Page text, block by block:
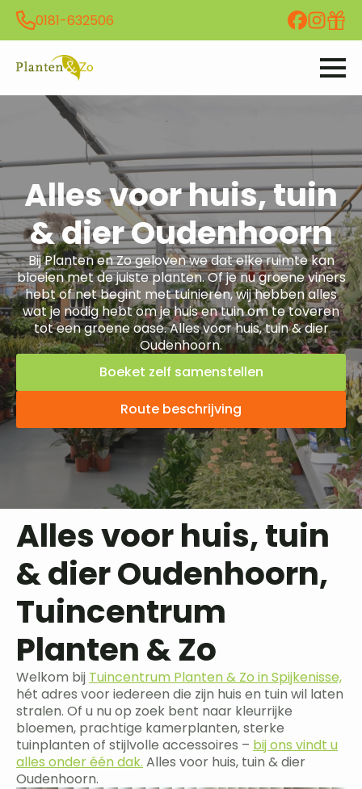
0181-632506
Alles voor huis, tuin
& dier Oudenhoorn
Bij Planten en Zo geloven we dat elke ruimte kan
bloeien met de juiste planten. Of je nu groene viners
hebt of net begint met tuinieren, wij hebben alles
wat je nodig hebt om je huis en tuin om te toveren
tot een groene oase. Alles voor huis, tuin & dier
Oudenhoorn.
Boeket zelf samenstellen
Route beschrijving
Alles voor huis, tuin
& dier Oudenhoorn,
Tuincentrum
Planten & Zo
Welkom bij Tuincentrum Planten & Zo in Spijkenisse,
hét adres voor iedereen die zijn huis en tuin wil laten
stralen. Of u nu op zoek bent naar kleurrijke
bloemen, prachtige kamerplanten, sterke
tuinplanten of stijlvolle accessoires – bij ons vindt u
alles onder één dak. Alles voor huis, tuin & dier
Oudenhoorn.